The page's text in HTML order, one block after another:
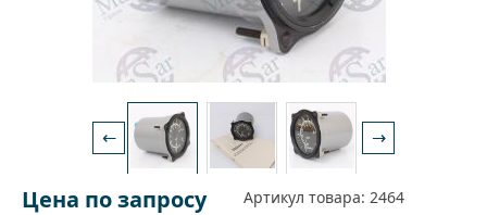
← →
Цена по запросу Артикул товара: 2464